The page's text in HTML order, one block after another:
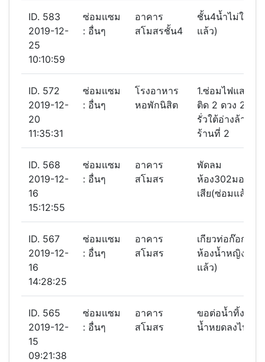
ID. 583
2019-12-
25
10:10:59
ซ่อมแซม
: อื่นๆ
อาคาร
สโมสรชั้น4
ชั้น4นํ้าไม่ใหล(
แล้ว)
ID. 572
2019-12-
20
11:35:31
ซ่อมแซม
: อื่นๆ
โรงอาหาร
หอพักนิสิต
1.ซ่อมไฟแสงสว่
ติด 2 ดวง 2.ซ่อ
รั่วใต้อ่างล้างจ
ร้านที่ 2
ID. 568
2019-12-
16
15:12:55
ซ่อมแซม
: อื่นๆ
อาคาร
สโมสร
พัดลม
ห้อง302มอเตอ
เสีย(ซ่อมแล้ว)
ID. 567
2019-12-
16
14:28:25
ซ่อมแซม
: อื่นๆ
อาคาร
สโมสร
เกียวท่อก๊อกน้ำ
ห้องน้ำหญิงชั้น
แล้ว)
ID. 565
2019-12-
15
09:21:38
ซ่อมแซม
: อื่นๆ
อาคาร
สโมสร
ขอต่อน้ำทิ้งแอร์
น้ำหยดลงไปข้า